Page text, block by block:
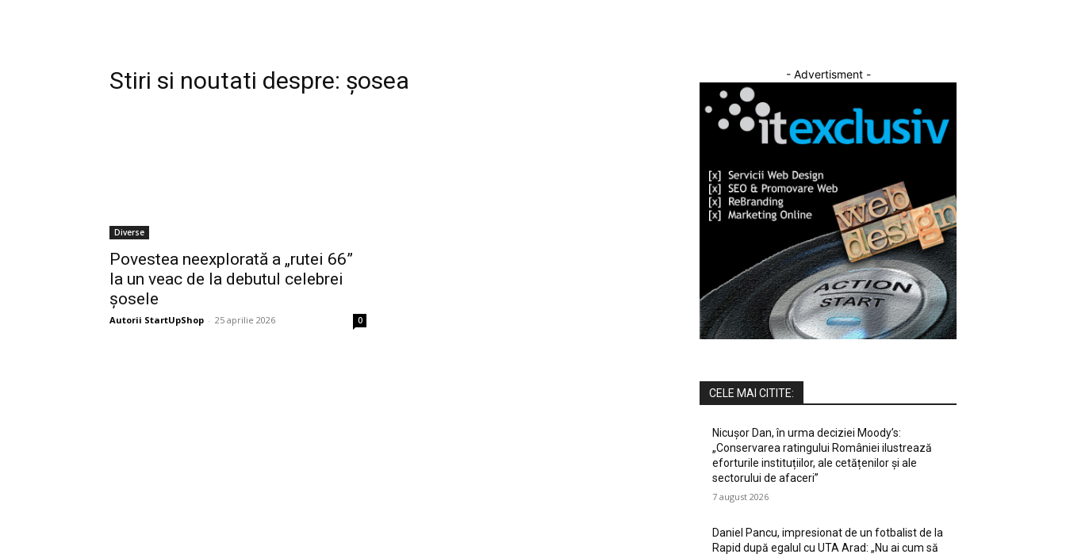
Stiri si noutati despre: șosea
Diverse
Povestea neexplorată a „rutei 66”
la un veac de la debutul celebrei
șosele
Autorii StartUpShop - 25 aprilie 2026 0
- Advertisment -
CELE MAI CITITE:
Nicușor Dan, în urma deciziei Moody’s:
„Conservarea ratingului României ilustrează
eforturile instituțiilor, ale cetățenilor și ale
sectorului de afaceri”
7 august 2026
Daniel Pancu, impresionat de un fotbalist de la
Rapid după egalul cu UTA Arad: „Nu ai cum să